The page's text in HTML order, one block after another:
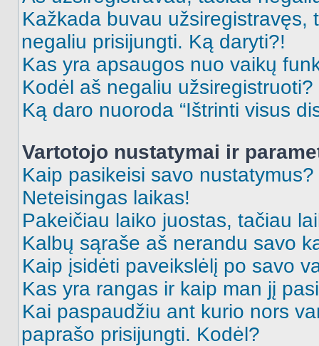
Kažkada buvau užsiregistravęs,
negaliu prisijungti. Ką daryti?!
Kas yra apsaugos nuo vaikų
Kodėl aš negaliu užsiregistruoti?
Ką daro nuoroda “Ištrinti visus
Vartotojo nustatymai ir
Kaip pasikeisi savo nustatymus?
Neteisingas laikas!
Pakeičiau laiko juostas, tačiau
Kalbų sąraše aš nerandu savo
Kaip įsidėti paveikslėlį po savo
Kas yra rangas ir kaip man jį
Kai paspaudžiu ant kurio nors
paprašo prisijungti. Kodėl?